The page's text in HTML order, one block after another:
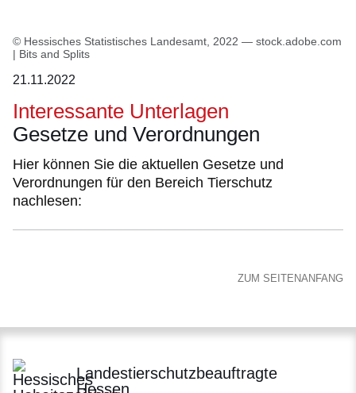
© Hessisches Statistisches Landesamt, 2022 — stock.adobe.com
| Bits and Splits
21.11.2022
Interessante Unterlagen
Gesetze und Verordnungen
Hier können Sie die aktuellen Gesetze und
Verordnungen für den Bereich Tierschutz
nachlesen:
ZUM SEITENANFANG
Landestierschutzbeauftragte
Hessen